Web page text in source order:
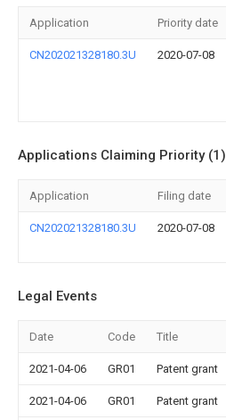
Application Priority date
CN202021328180.3U 2020-07-08
Applications Claiming Priority (1)
Application Filing date
CN202021328180.3U 2020-07-08
Legal Events
Date Code Title
2021-04-06 GR01 Patent grant
2021-04-06 GR01 Patent grant